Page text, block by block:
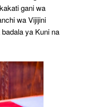
gani wa
wa Vijijini
ya Kuni na